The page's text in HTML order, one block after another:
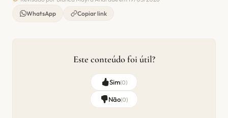
WhatsApp
Copiar link
Este conteúdo foi útil?
Sim(0)
Não(0)